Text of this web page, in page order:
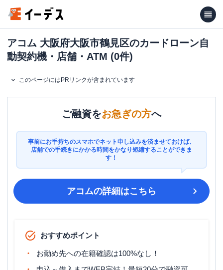
アコム 大阪府大阪市鶴見区のカードローン自
動契約機・店舗・ATM (0件)
このページにはPRリンクが含まれています
ご融資をお急ぎの方へ
事前にお手持ちのスマホでネット申し込みを済ませておけば、
店舗での手続きにかかる時間をかなり短縮することができま
す！
アコムの詳細はこちら
おすすめポイント
お勤め先への在籍確認は100%なし！